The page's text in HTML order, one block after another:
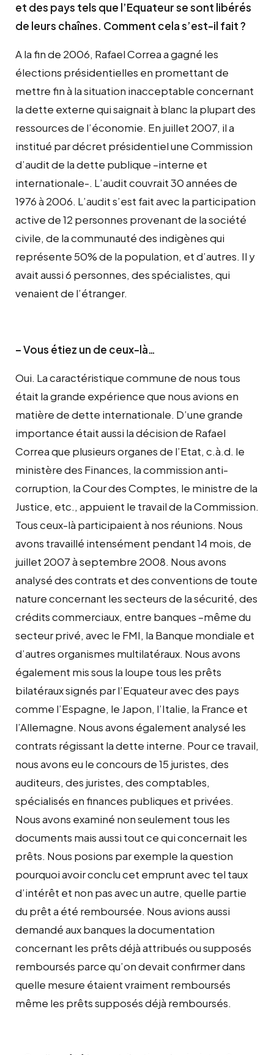
et des pays tels que l’Equateur se sont libérés
de leurs chaînes. Comment cela s’est-il fait ?
A la fin de 2006, Rafael Correa a gagné les
élections présidentielles en promettant de
mettre fin à la situation inacceptable concernant
la dette externe qui saignait à blanc la plupart des
ressources de l’économie. En juillet 2007, il a
institué par décret présidentiel une Commission
d’audit de la dette publique –interne et
internationale-. L’audit couvrait 30 années de
1976 à 2006. L’audit s’est fait avec la participation
active de 12 personnes provenant de la société
civile, de la communauté des indigènes qui
représente 50% de la population, et d’autres. Il y
avait aussi 6 personnes, des spécialistes, qui
venaient de l’étranger.
– Vous étiez un de ceux-là…
Oui. La caractéristique commune de nous tous
était la grande expérience que nous avions en
matière de dette internationale. D’une grande
importance était aussi la décision de Rafael
Correa que plusieurs organes de l’Etat, c.à.d. le
ministère des Finances, la commission anti-
corruption, la Cour des Comptes, le ministre de la
Justice, etc., appuient le travail de la Commission.
Tous ceux-là participaient à nos réunions. Nous
avons travaillé intensément pendant 14 mois, de
juillet 2007 à septembre 2008. Nous avons
analysé des contrats et des conventions de toute
nature concernant les secteurs de la sécurité, des
crédits commerciaux, entre banques –même du
secteur privé, avec le FMI, la Banque mondiale et
d’autres organismes multilatéraux. Nous avons
également mis sous la loupe tous les prêts
bilatéraux signés par l’Equateur avec des pays
comme l’Espagne, le Japon, l’Italie, la France et
l’Allemagne. Nous avons également analysé les
contrats régissant la dette interne. Pour ce travail,
nous avons eu le concours de 15 juristes, des
auditeurs, des juristes, des comptables,
spécialisés en finances publiques et privées.
Nous avons examiné non seulement tous les
documents mais aussi tout ce qui concernait les
prêts. Nous posions par exemple la question
pourquoi avoir conclu cet emprunt avec tel taux
d’intérêt et non pas avec un autre, quelle partie
du prêt a été remboursée. Nous avions aussi
demandé aux banques la documentation
concernant les prêts déjà attribués ou supposés
remboursés parce qu’on devait confirmer dans
quelle mesure étaient vraiment remboursés
même les prêts supposés déjà remboursés.